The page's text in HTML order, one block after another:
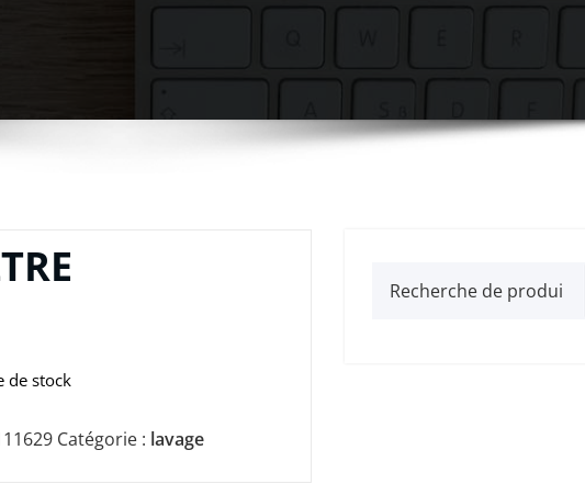
de stock
Catégorie : lavage
Recherche